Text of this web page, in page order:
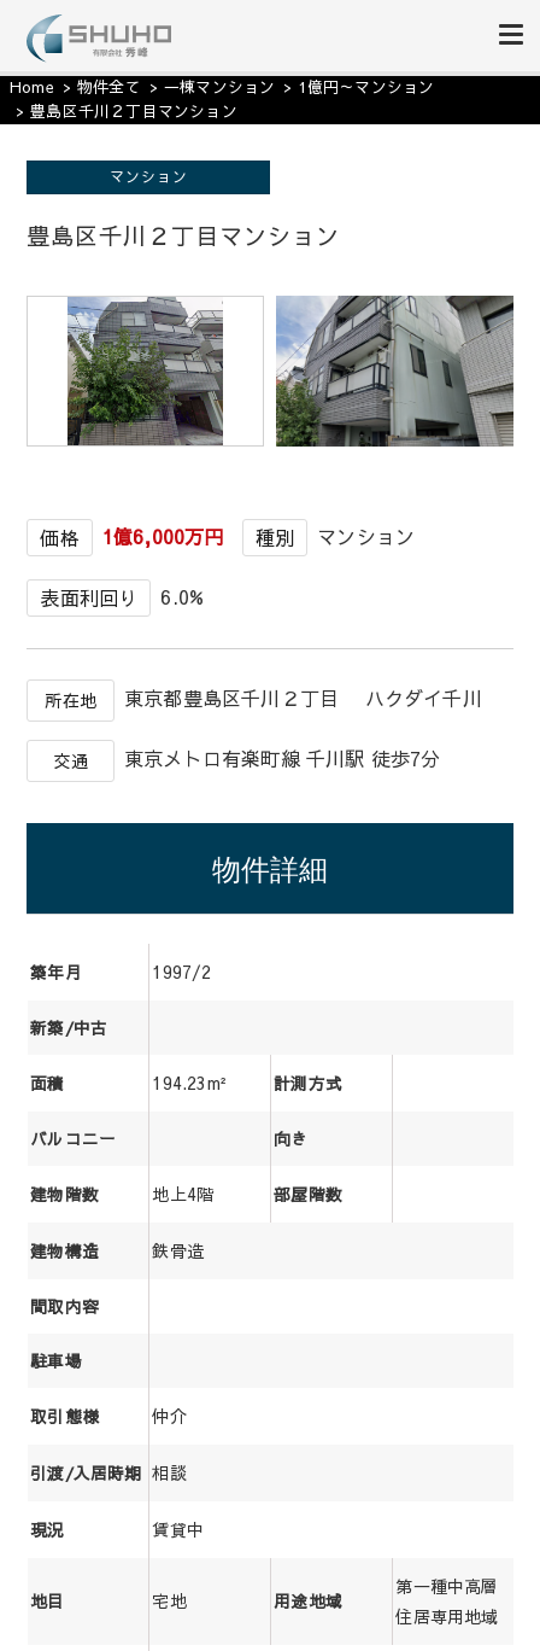
収益物件の事なら｜有限会社秀
峰
収益物件を購入する。利回りや価格等で絞り込み可能。収益物件・利回り物件
に関することはいつでもご相談ください。長年の不動産投資の経験と知識を武
器に、誠意を持ってきめ細かく、素早い対応をご提供致します。
Home 物件全て 一棟マンション
1億円～マンション
豊島区千川２丁目マンション
マンション
豊島区千川２丁目マンション
価格 1億6,000万円 種別 マンション
表面利回り 6.0%
所在地 東京都豊島区千川２丁目 ハクダイ千川
交通 東京メトロ有楽町線 千川駅 徒歩7分
物件詳細
築年月 1997/2
新築/中古
面積 194.23m² 計測方式
バルコニー 向き
建物階数 地上4階 部屋階数
建物構造 鉄骨造
間取内容
駐車場
取引態様 仲介
引渡/入居時期 相談
現況 賃貸中
地目 宅地 用途地域
第一種中高層
住居専用地域